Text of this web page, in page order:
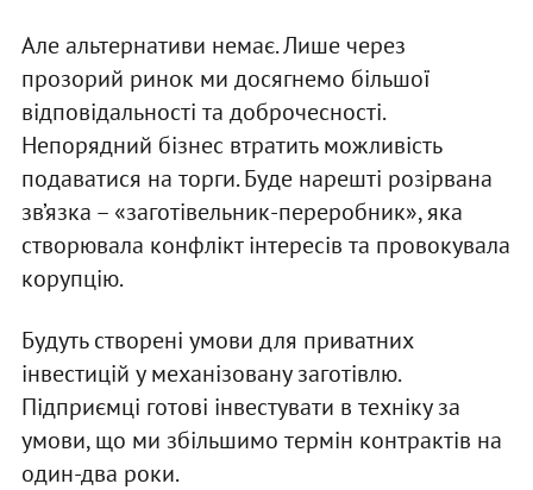
Але альтернативи немає. Лише через
прозорий ринок ми досягнемо більшої
відповідальності та доброчесності.
Непорядний бізнес втратить можливість
подаватися на торги. Буде нарешті розірвана
зв’язка – «заготівельник-переробник», яка
створювала конфлікт інтересів та провокувала
корупцію.
Будуть створені умови для приватних
інвестицій у механізовану заготівлю.
Підприємці готові інвестувати в техніку за
умови, що ми збільшимо термін контрактів на
один-два роки.